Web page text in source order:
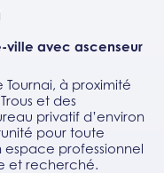
ville avec ascenseur
à proximité
et des
privatif d’environ
pour toute
espace professionnel
et recherché.